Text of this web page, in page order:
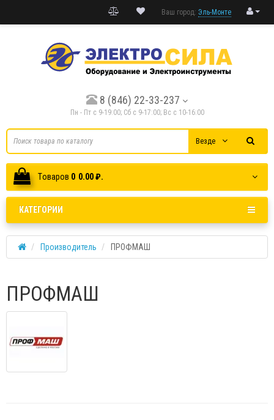
Ваш город: Эль-Монте
8 (846) 22-33-237
Пн - Пт с 9-19:00; Cб с 9-17:00; Вс с 10-16:00
Везде
Tоваров 0 0.00 ₽.
КАТЕГОРИИ
Производитель ПРОФМАШ
ПРОФМАШ